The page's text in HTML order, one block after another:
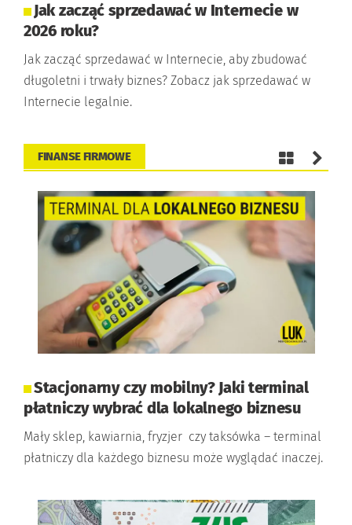
Jak zacząć sprzedawać w Internecie w
2026 roku?
Jak zacząć sprzedawać w Internecie, aby zbudować
długoletni i trwały biznes? Zobacz jak sprzedawać w
Internecie legalnie.
FINANSE FIRMOWE
Stacjonarny czy mobilny? Jaki terminal
płatniczy wybrać dla lokalnego biznesu
Mały sklep, kawiarnia, fryzjer czy taksówka – terminal
płatniczy dla każdego biznesu może wyglądać inaczej.